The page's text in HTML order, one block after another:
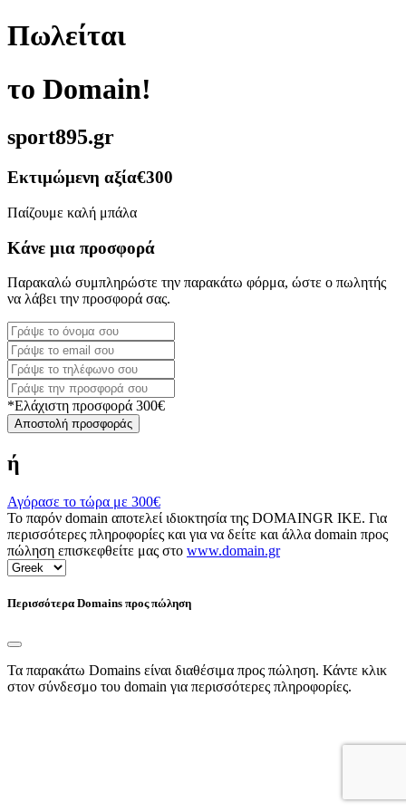
Πωλείται
το Domain!
sport895.gr
Εκτιμώμενη αξία€300
Παίζουμε καλή μπάλα
Κάνε μια προσφορά
Παρακαλώ συμπληρώστε την παρακάτω φόρμα, ώστε ο πωλητής
να λάβει την προσφορά σας.
*Ελάχιστη προσφορά 300€
Αποστολή προσφοράς
ή
Αγόρασε το τώρα με 300€
Το παρόν domain αποτελεί ιδιοκτησία της DOMAINGR ΙΚΕ. Για
περισσότερες πληροφορίες και για να δείτε και άλλα domain προς
πώληση επισκεφθείτε μας στο www.domain.gr
Περισσότερα Domains προς πώληση
Τα παρακάτω Domains είναι διαθέσιμα προς πώληση. Κάντε κλικ
στον σύνδεσμο του domain για περισσότερες πληροφορίες.